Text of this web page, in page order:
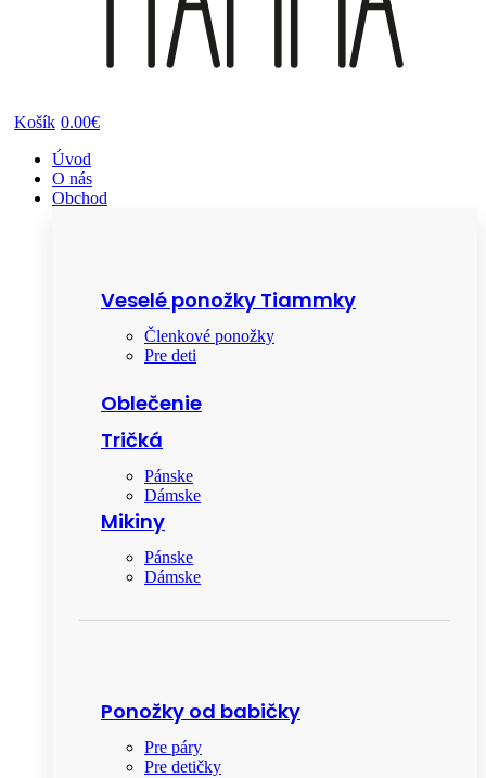
Košík 0.00€
Úvod
O nás
Obchod
Veselé ponožky Tiammky
Členkové ponožky
Pre deti
Oblečenie
Tričká
Pánske
Dámske
Mikiny
Pánske
Dámske
Ponožky od babičky
Pre páry
Pre detičky